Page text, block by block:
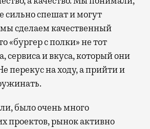
сильно спешат и могут
сделаем качественный
«бургер с полки» не тот
сервиса и вкуса, который они
перекус на ходу, а прийти и
было очень много
проектов, рынок активно